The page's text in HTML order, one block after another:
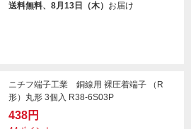
送料無料、8月13日（木） お届け
ニチフ端子工業 銅線用 裸圧着端子 （R
形）丸形 3個入 R38-6S03P
438円